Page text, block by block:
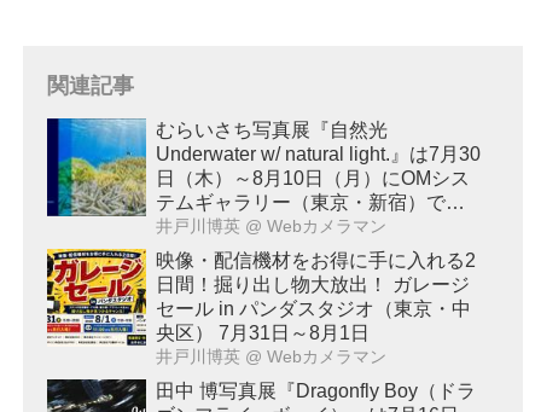
関連記事
むらいさち写真展『自然光
Underwater w/ natural light.』は7月30
日（木）～8月10日（月）にOMシス
テムギャラリー（東京・新宿）で開
催！
井戸川博英 @ Webカメラマン
映像・配信機材をお得に手に入れる2
日間！掘り出し物大放出！ ガレージ
セール in パンダスタジオ（東京・中
央区） 7月31日～8月1日
井戸川博英 @ Webカメラマン
田中 博写真展『Dragonfly Boy（ドラ